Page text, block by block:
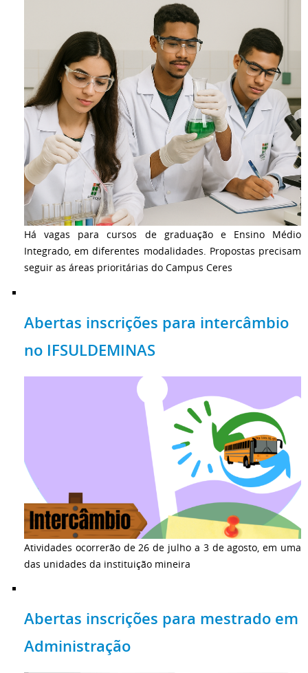
Há vagas para cursos de graduação e Ensino Médio
Integrado, em diferentes modalidades. Propostas precisam
seguir as áreas prioritárias do Campus Ceres
Abertas inscrições para intercâmbio
no IFSULDEMINAS
Atividades ocorrerão de 26 de julho a 3 de agosto, em uma
das unidades da instituição mineira
Abertas inscrições para mestrado em
Administração